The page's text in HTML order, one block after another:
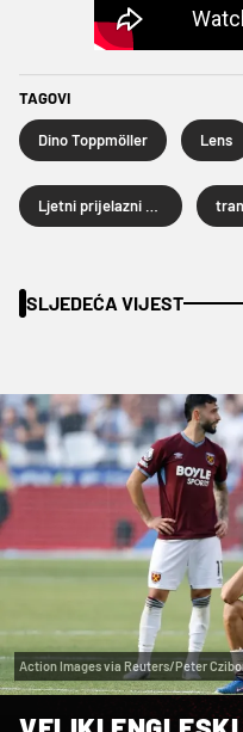
TAGOVI
Dino Toppmöller Lens
SLJEDEĆA VIJEST
Action Images via Reuters/Peter